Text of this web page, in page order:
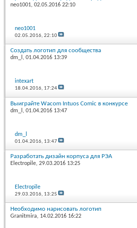
neo1001, 02.05.2016 22:10
neo1001
02.05.2016,22:10
Создать логотип для сообщества
dm_l , 01.04.2016 13:39
intexart
18.04.2016, 17:24
Выиграйте Wacom Intuos Comic в конкурсе
dm_l , 01.04.2016 13:47
dm_l
01.04.2016, 13:47
Разработать дизайн корпуса для РЭА
Electropile, 29.03.2016 13:25
Electropile
29.03.2016, 13:25
Необходимо нарисовать логотип
Granitmira, 14.02.2016 16:22